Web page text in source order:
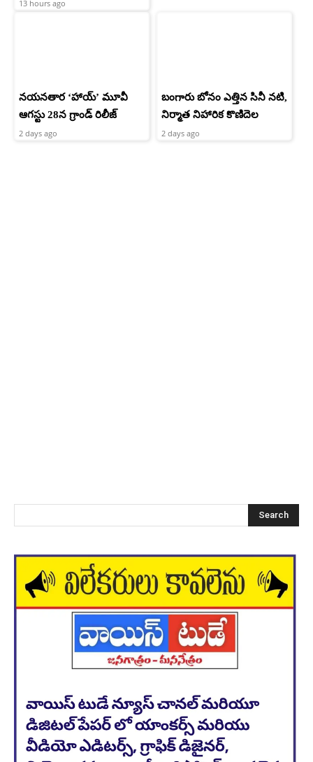
13 hours ago
నయనతార ‘హాయ్’ మూవీ
ఆగస్టు 28న గ్రాండ్ రిలీజ్
2 days ago
బంగారు బోనం ఎత్తిన సినీ నటి,
నిర్మాత నిహారిక కొణిదెల
2 days ago
Search